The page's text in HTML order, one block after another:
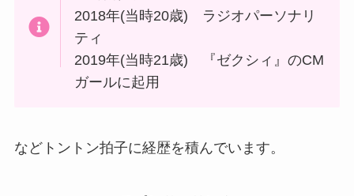
2018年(当時20歳) ラジオパーソナリ
ティ
2019年(当時21歳) 『ゼクシィ』のCM
ガールに起用
などトントン拍子に経歴を積んでいます。